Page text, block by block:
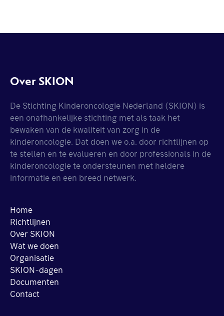
Over SKION
De Stichting Kinderoncologie Nederland (SKION) is
een onafhankelijke stichting met als taak het
bewaken van de kwaliteit van zorg in de
kinderoncologie. Dat doen we o.a. door richtlijnen op
te stellen en te evalueren en door professionals in de
kinderoncologie te ondersteunen met heldere
informatie en een breed netwerk.
Home
Richtlijnen
Over SKION
Wat we doen
Organisatie
SKION-dagen
Documenten
Contact